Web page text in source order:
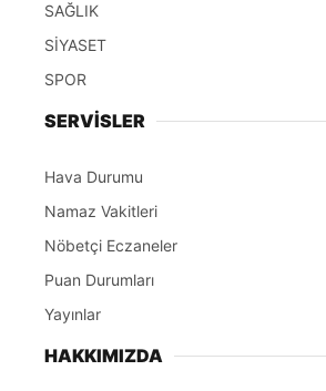
SAĞLIK
SİYASET
SPOR
SERVİSLER
Hava Durumu
Namaz Vakitleri
Nöbetçi Eczaneler
Puan Durumları
Yayınlar
HAKKIMIZDA